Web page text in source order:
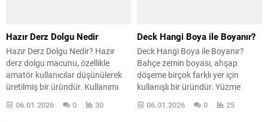
Hazır Derz Dolgu Nedir
Hazır Derz Dolgu Nedir? Hazır
derz dolgu macunu, özellikle
amatör kullanıcılar düşünülerek
üretilmiş bir üründür. Kullanımı
oldukça kolay olduğu için, bu işe
yeni başlayanlar ve derz dolgu
06.01.2026 0 30
Deck Hangi Boya ile Boyanır?
Deck Hangi Boya ile Boyanır?
Bahçe zemin boyası, ahşap
döşeme birçok farklı yer için
kullanışlı bir üründür. Yüzme
havuzlarında ve restoranlarda
kullanılmasının nedeni, harika
06.01.2026 0 25